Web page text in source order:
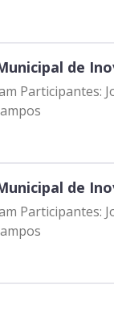
de
de